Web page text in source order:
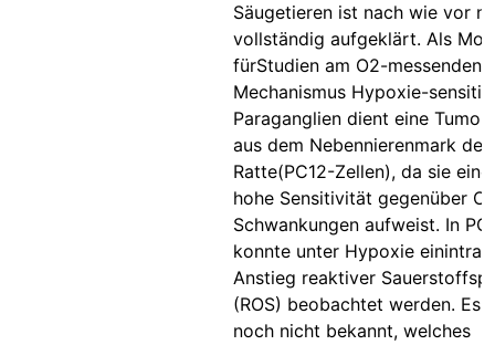
Säugetieren ist nach wie vor
vollständig aufgeklärt. Als
fürStudien am O2-messenden
Mechanismus Hypoxie-
Paraganglien dient eine
aus dem Nebennierenmark der
Ratte(PC12-Zellen), da sie
hohe Sensitivität gegenüber
Schwankungen aufweist. In
konnte unter Hypoxie
Anstieg reaktiver
(ROS) beobachtet werden. Es
noch nicht bekannt, welches